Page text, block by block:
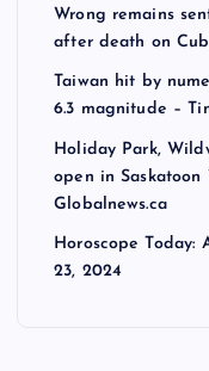
Wrong remains
after death on
Taiwan hit by
6.3 magnitude –
Holiday Park,
open in Saskatoon
Globalnews.ca
Horoscope
23, 2024